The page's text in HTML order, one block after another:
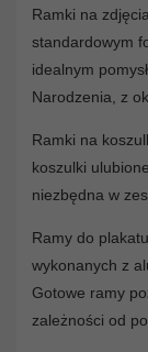
Ramki na
standardowym
idealnym
Narodzenia, z
Ramki na
koszulki
niezbędna w
Ramy do
wykonanych z
Gotowe ramy
zależności od